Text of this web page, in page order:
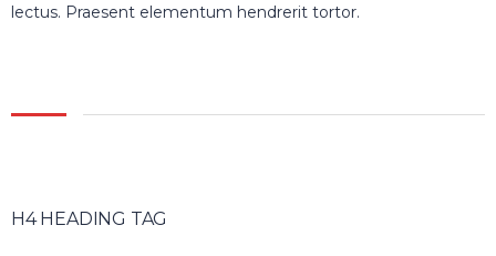
lectus. Praesent elementum hendrerit tortor.
H4 HEADING TAG